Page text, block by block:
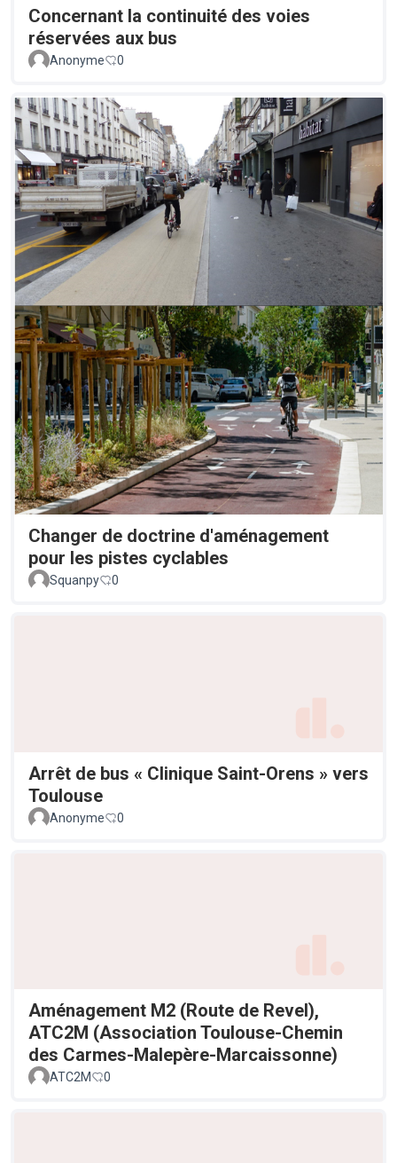
Concernant la continuité des voies
réservées aux bus
Anonyme 0
Changer de doctrine d'aménagement
pour les pistes cyclables
Squanpy 0
Arrêt de bus « Clinique Saint-Orens » vers
Toulouse
Anonyme 0
Aménagement M2 (Route de Revel),
ATC2M (Association Toulouse-Chemin
des Carmes-Malepère-Marcaissonne)
ATC2M 0